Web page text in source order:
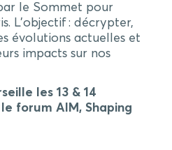
le Sommet pour
L’objectif : décrypter,
évolutions actuelles et
impacts sur nos
les 13 & 14
forum AIM, Shaping